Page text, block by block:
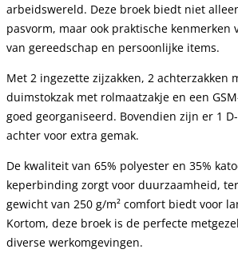
arbeidswereld. Deze broek biedt niet
pasvorm, maar ook praktische kenmerken
van gereedschap en persoonlijke items.
Met 2 ingezette zijzakken, 2 achterzakken
duimstokzak met rolmaatzakje en een
goed georganiseerd. Bovendien zijn er 1
achter voor extra gemak.
De kwaliteit van 65% polyester en 35%
keperbinding zorgt voor duurzaamheid,
gewicht van 250 g/m² comfort biedt voor
Kortom, deze broek is de perfecte
diverse werkomgevingen.